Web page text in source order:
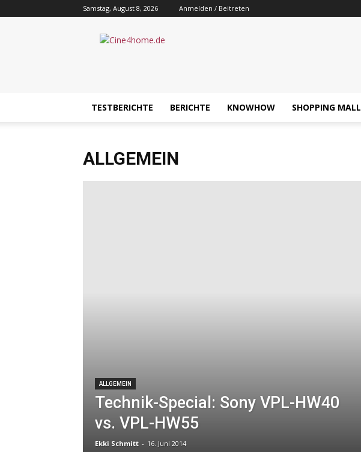
Samstag, August 8, 2026 Anmelden / Beitreten
Cine4home.de
TESTBERICHTE BERICHTE KNOWHOW SHOPPING MALL
ALLGEMEIN
ALLGEMEIN
Technik-Special: Sony VPL-HW40
vs. VPL-HW55
Ekki Schmitt - 16. Juni 2014